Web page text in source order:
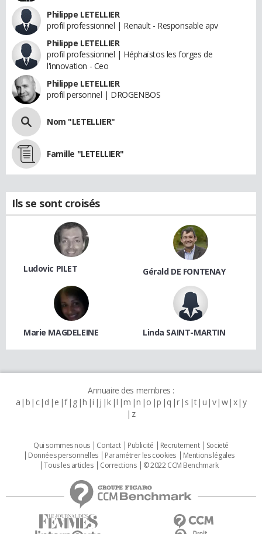
Philippe LETELLIER
profil professionnel | Renault - Responsable apv
Philippe LETELLIER
profil professionnel | Héphaïstos les forges de
l'innovation - Ceo
Philippe LETELLIER
profil personnel | DROGENBOS
Nom "LETELLIER"
Famille "LETELLIER"
Ils se sont croisés
Ludovic PILET Gérald DE FONTENAY
Marie MAGDELEINE Linda SAINT-MARTIN
Annuaire des membres :
a b c d e f g h i j k l m n o p q r s t u v w x y
z
Qui sommes nous Contact Publicité Recrutement
Societé
Données personnelles
Paramétrer les cookies
Mentions légales
Tous les articles
Corrections © 2022 CCM Benchmark